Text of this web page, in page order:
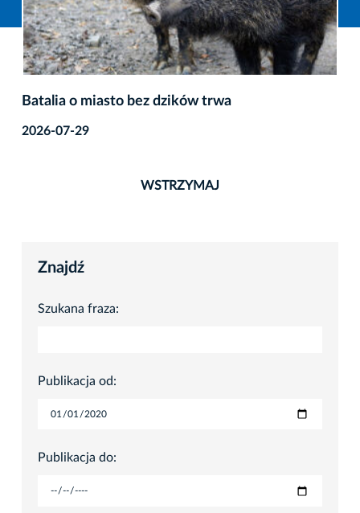
Batalia o miasto bez dzików trwa
2026-07-29
WSTRZYMAJ
Znajdź
Szukana fraza:
Publikacja od:
Publikacja do: